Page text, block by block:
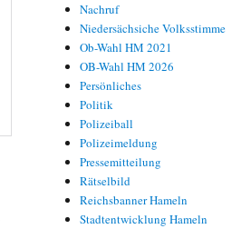
Nachruf
Niedersächsiche Volksstimme
Ob-Wahl HM 2021
OB-Wahl HM 2026
Persönliches
Politik
Polizeiball
Polizeimeldung
Pressemitteilung
Rätselbild
Reichsbanner Hameln
Stadtentwicklung Hameln